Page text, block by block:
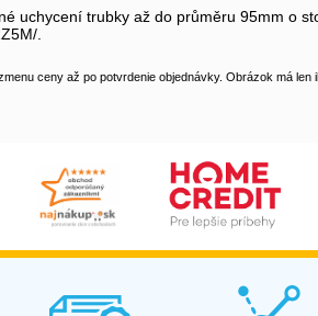
uchycení trubky až do průměru 95mm o
.
ceny až po potvrdenie objednávky. Obrázok má len